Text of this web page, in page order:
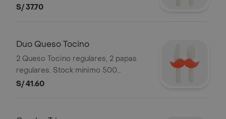
500ml. Stock mínimo 500 unidades.
S/ 37.70
Duo Queso Tocino
2 Queso Tocino regulares, 2 papas
regulares. Stock mínimo 500
unidades. *Foto referencial*. Bembos
S/ 41.60